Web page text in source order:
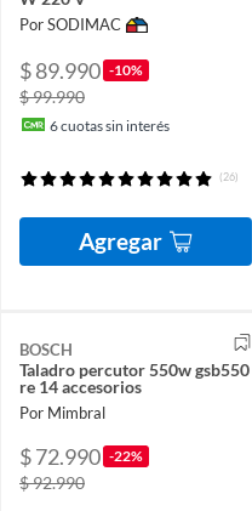
Por SODIMAC
$ 89.990 -10%
$ 99.990
6cuotas sin interés
(26)
Agregar
BOSCH
Taladro percutor 550w gsb550
re 14 accesorios
Por Mimbral
$ 72.990 -22%
$ 92.990